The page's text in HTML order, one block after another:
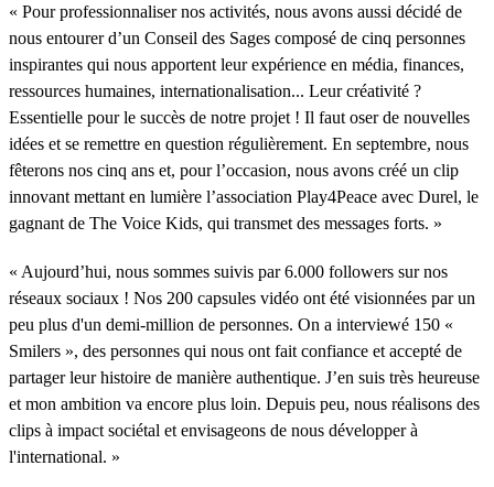
« Pour professionnaliser nos activités, nous avons aussi décidé de
nous entourer d’un Conseil des Sages composé de cinq personnes
inspirantes qui nous apportent leur expérience en média, finances,
ressources humaines, internationalisation... Leur créativité ?
Essentielle pour le succès de notre projet ! Il faut oser de nouvelles
idées et se remettre en question régulièrement. En septembre, nous
fêterons nos cinq ans et, pour l’occasion, nous avons créé un clip
innovant mettant en lumière l’association Play4Peace avec Durel, le
gagnant de The Voice Kids, qui transmet des messages forts. »
« Aujourd’hui, nous sommes suivis par 6.000 followers sur nos
réseaux sociaux ! Nos 200 capsules vidéo ont été visionnées par un
peu plus d'un demi-million de personnes. On a interviewé 150 «
Smilers », des personnes qui nous ont fait confiance et accepté de
partager leur histoire de manière authentique. J’en suis très heureuse
et mon ambition va encore plus loin. Depuis peu, nous réalisons des
clips à impact sociétal et envisageons de nous développer à
l'international. »